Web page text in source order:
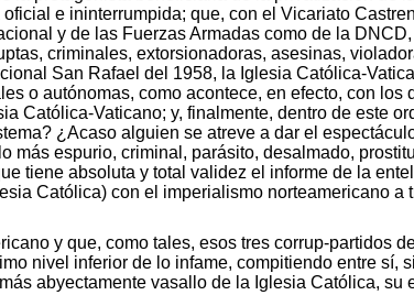
e ininterrumpida; que, con el Vicariato
y de las Fuerzas Armadas como de la DNCD,
criminales, extorsionadoras, asesinas,
San Rafael del 1958, la Iglesia Católica-
o autónomas, como acontece, en efecto, con los
Católica-Vaticano; y, finalmente, dentro de este
¿Acaso alguien se atreve a dar el
más espurio, criminal, parásito, desalmado,
tiene absoluta y total validez el informe de la
Católica) con el imperialismo norteamericano a
y que, como tales, esos tres corrup-partidos
nivel inferior de lo infame, compitiendo entre sí,
abyectamente vasallo de la Iglesia Católica, su